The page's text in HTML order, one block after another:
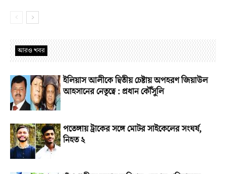
আরও খবর
ইলিয়াস আলীকে দ্বিতীয় চেষ্টায় অপহরণ জিয়াউল
আহসানের নেতৃত্বে : প্রধান কৌঁসুলি
পতেঙ্গায় ট্রাকের সঙ্গে মোটর সাইকেলের সংঘর্ষ,
নিহত ২